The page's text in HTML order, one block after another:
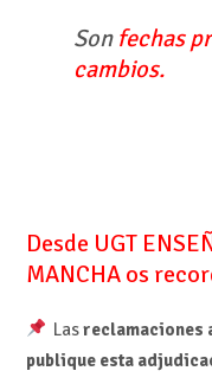
Son fechas
cambios.
Desde UGT
MANCHA os
Lasreclamaciones
publique esta